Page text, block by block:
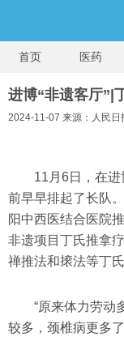
首页 医药
进博“非遗客厅”|
2024-11-07 来源：人民日
11月6日，在进
前早早排起了长队
阳中西医结合医院
非遗项目丁氏推拿
禅推法和㨰法等丁
“原来体力劳动
较多，颈椎病更多